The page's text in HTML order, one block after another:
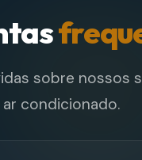
sobre nossos
ar condicionado.